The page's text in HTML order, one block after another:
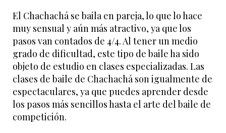
El Chachachá se baila en pareja, lo que lo hace
muy sensual y aún más atractivo, ya que los
pasos van contados de 4/4. Al tener un medio
grado de dificultad, este tipo de baile ha sido
objeto de estudio en clases especializadas. Las
clases de baile de Chachachá son igualmente de
espectaculares, ya que puedes aprender desde
los pasos más sencillos hasta el arte del baile de
competición.